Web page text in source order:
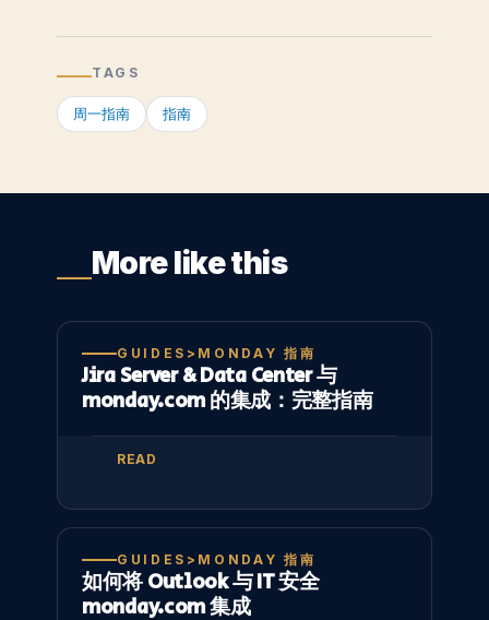
TAGS
周一指南 指南
More like this
GUIDES>MONDAY 指南
Jira Server & Data Center 与
monday.com 的集成：完整指南
READ
GUIDES>MONDAY 指南
如何将 Outlook 与 IT 安全
monday.com 集成